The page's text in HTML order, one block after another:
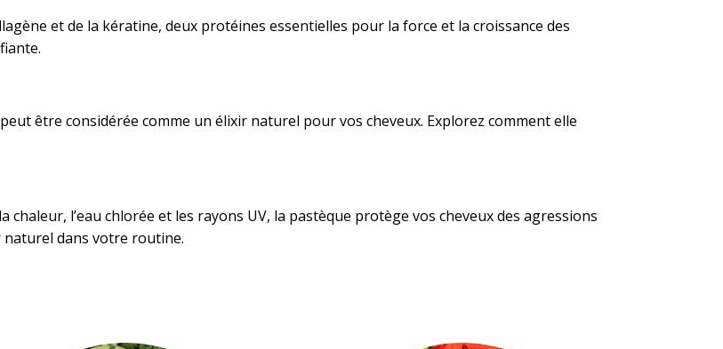
et de la kératine, deux protéines essentielles pour la force et la croissance des
être considérée comme un élixir naturel pour vos cheveux. Explorez comment elle
l’eau chlorée et les rayons UV, la pastèque protège vos cheveux des agressions
dans votre routine.